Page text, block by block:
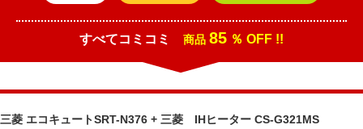
すべてコミコミ 商品 85 ％ OFF !!
三菱 エコキュートSRT-N376 + 三菱 IHヒーター CS-G321MS